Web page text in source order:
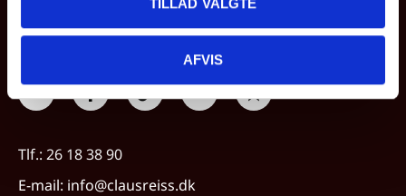
TILLAD VALGTE
AFVIS
SOCIALE MEDIER & KONTAKT
Tlf.: 26 18 38 90
E-mail: info@clausreiss.dk